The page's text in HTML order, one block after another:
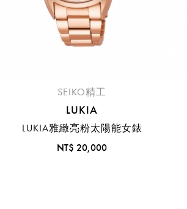
間皆不相同，細節或訂購流程指引，請瀏覽
SEIKO精工
LUKIA
LUKIA雅緻亮粉太陽能女錶
NT$ 20,000